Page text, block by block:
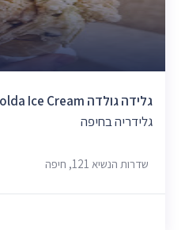
גלידה גולדה Golda Ice Cream
גלידריה בחיפה
שדרות הנשיא 121, חיפה